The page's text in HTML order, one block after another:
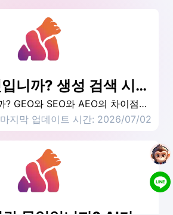
Geo는 무엇입니까? 생성 검색 시대의 새로운 SEO 전략 및 실제 분석
Geo는 무엇입니까? GEO와 SEO와 AEO의 차이점을 이해하고 AI 검색 시대의 컨텐츠 최적화 전략을 마스터하고 브랜드를 계속 볼 수 있도록 생성 엔진 최적화를 분석하십시오.
마지막 업데이트 시간: 2026/07/02